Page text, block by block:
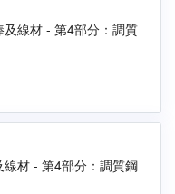
及線材 - 第4部分：調質
材 - 第4部分：調質鋼